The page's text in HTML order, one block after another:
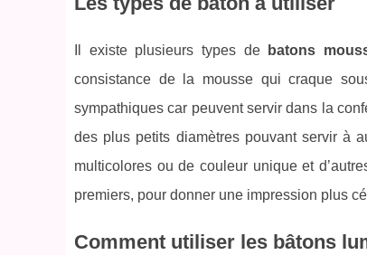
Il existe plusieurs types de batons
consistance de la mousse qui craque
sympathiques car peuvent servir dans la
des plus petits diamètres pouvant servir à
multicolores ou de couleur unique et
premiers, pour donner une impression plus
Comment utiliser les bâtons